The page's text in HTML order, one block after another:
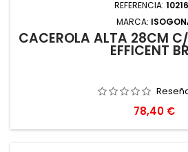
REFERENCIA:
MARCA:
CACEROLA ALTA 28CM
EFFICENT
Precio
78,40 €